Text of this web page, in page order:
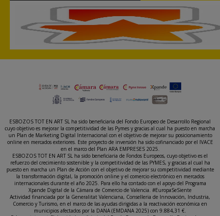
ESBOZOS TOT EN ART SL ha sido beneficiaria del Fondo Europeo de Desarrollo Regional
cuyo objetivo es mejorar la competitividad de las Pymes y gracias al cual ha puesto en marcha
un Plan de Marketing Digital Internacional con el objetivo de mejorar su posicionamiento
online en mercados exteriores. Este proyecto de inversión ha sido cofinanciado por el IVACE
en el marco del Plan ARA EMPRESES 2025.
ESBOZOS TOT EN ART SL ha sido beneficiaria de Fondos Europeos, cuyo objetivo es el
refuerzo del crecimiento sostenible y la competitividad de las PYMES, y gracias al cual ha
puesto en marcha un Plan de Acción con el objetivo de mejorar su competitividad mediante
la transformación digital, la promoción online y el comercio electrónico en mercados
internacionales durante el año 2025. Para ello ha contado con el apoyo del Programa
Xpande Digital de la Cámara de Comercio de Valencia. #EuropaSeSiente
Actividad financiada por la Generalitat Valenciana, Conselleria de Innovación, Industria,
Comercio y Turismo, en el marco de las ayudas dirigidas a la reactivación económica en
municipios afectados por la DANA (EMDANA 2025) con 9.884,31 €.